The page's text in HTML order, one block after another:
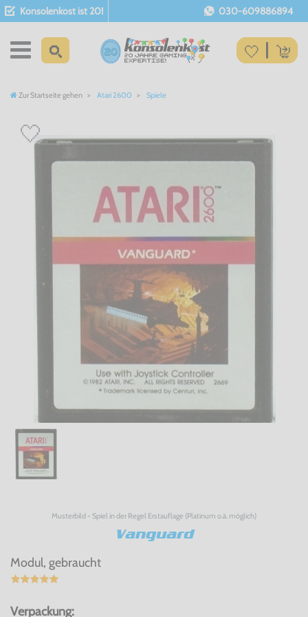
Konsolenkost ist 20! 030-609886894
Zur Startseite gehen Atari 2600 Spiele
Musterbild - Spiel in der Regel Erstauflage (Platinum o.ä. möglich)
Vanguard
Modul, gebraucht
Verpackung: